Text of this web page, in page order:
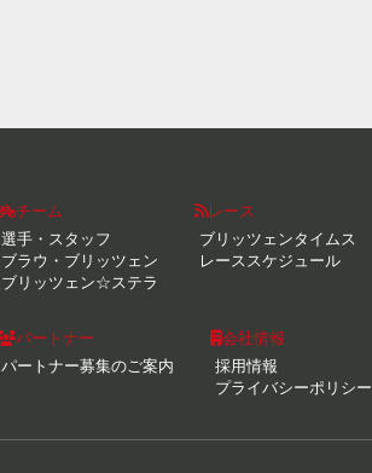
チーム
選手・スタッフ
ブラウ・ブリッツェン
ブリッツェン☆ステラ
レース
ブリッツェンタイムス
レーススケジュール
パートナー
パートナー募集のご案内
会社情報
採用情報
プライバシーポリシー